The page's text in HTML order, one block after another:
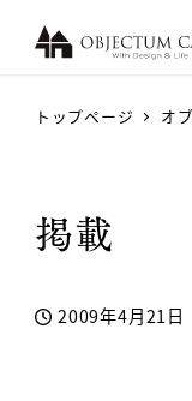
トップページ オ
掲載
投稿日
2009年4月21日